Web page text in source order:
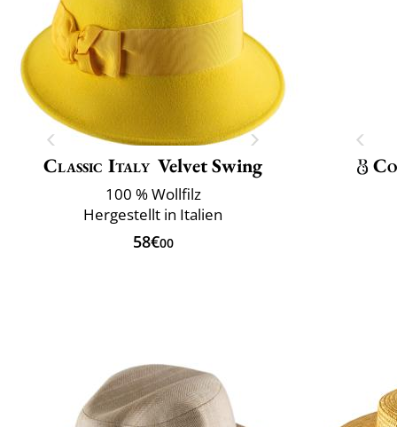
Classic Italy Velvet Swing
100 % Wollfilz
Hergestellt in Italien
58€00